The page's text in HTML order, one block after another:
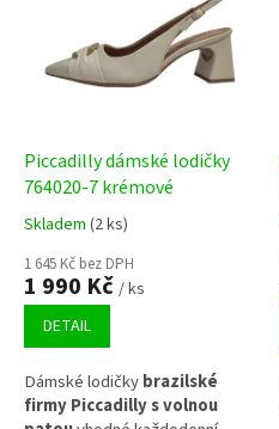
Piccadilly dámské lodičky
764020-7 krémové
Skladem (2 ks)
1 645 Kč bez DPH
1 990 Kč / ks
DETAIL
Dámské lodičkybrazilské
firmy Piccadilly s volnou